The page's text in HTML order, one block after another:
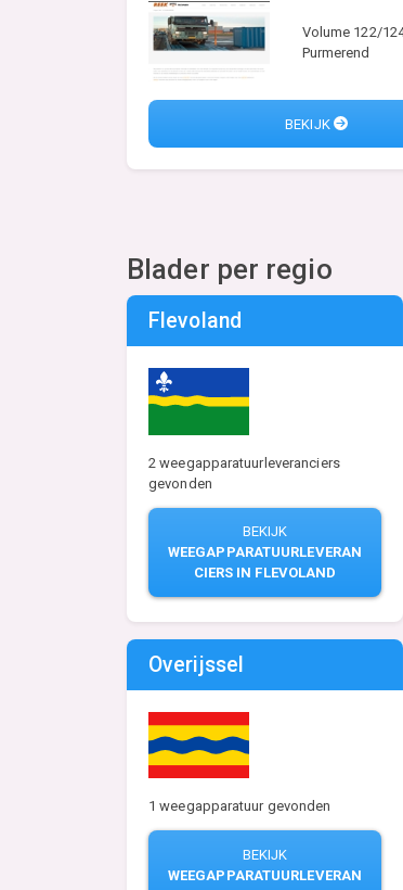
Volume 122/
Purmerend
BEKIJK
Blader per regio
Flevoland
2 weegapparatuurleveranciers
gevonden
BEKIJK
WEEGAPPARATUURLEVERAN
CIERS IN FLEVOLAND
Overijssel
1 weegapparatuur gevonden
BEKIJK
WEEGAPPARATUURLEVERAN